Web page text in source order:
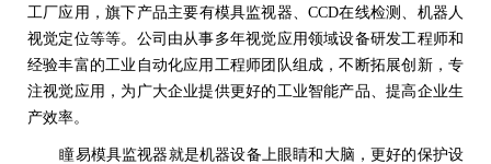
工厂应用，旗下产品主要有模具监视器、CCD在线检测、机器人
视觉定位等等。公司由从事多年视觉应用领域设备研发工程师和
经验丰富的工业自动化应用工程师团队组成，不断拓展创新，专
注视觉应用，为广大企业提供更好的工业智能产品、提高企业生
产效率。
瞳易模具监视器就是机器设备上眼睛和大脑，更好的保护设